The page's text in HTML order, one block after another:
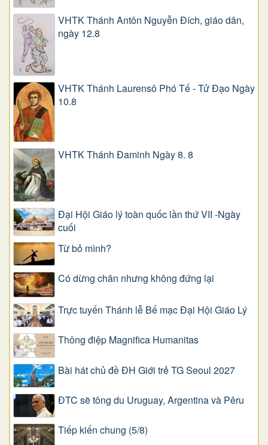
VHTK Thánh Antôn Nguyễn Ðích, giáo dân,
ngày 12.8
VHTK Thánh Laurensô Phó Tế - Tử Đạo Ngày
10.8
VHTK Thánh Đaminh Ngày 8. 8
Đại Hội Giáo lý toàn quốc lần thứ VII -Ngày
cuối
Từ bỏ mình?
Có dừng chân nhưng không đứng lại
Trực tuyến Thánh lễ Bế mạc Đại Hội Giáo Lý
Thông điệp Magnifica Humanitas
Bài hát chủ đề ĐH Giới trẻ TG Seoul 2027
ĐTC sẽ tông du Uruguay, Argentina và Pêru
Tiếp kiến chung (5/8)